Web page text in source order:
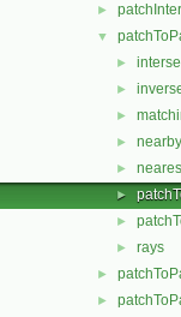
►
▼
►
►
►
► nearby
►
►
►
► rays
►
►